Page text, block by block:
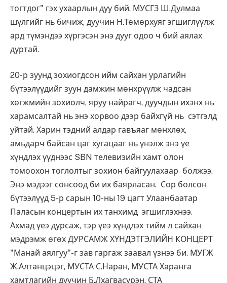
тогтдог" гэх ухаарлын дуу бий. МУСГЗ Ш.Дулмаа
шүлгийг нь бичиж, дуучин Н.Төмөрхуяг эгшиглүүлж
ард түмэндээ хүргэсэн энэ дууг одоо ч бий аялах
дуртай.
20-р зуунд зохиогдсон ийм сайхан урлагийн
бүтээлүүдийг зуун дамжин мөнхрүүлж чадсан
хөгжмийн зохиолч, яруу найрагч, дуучдын ихэнх нь
харамсалтай нь энэ хорвоо дээр байхгүй нь сэтгэлд
уйтай. Харин тэдний алдар гавъяаг мөнхлөх,
амьдарч байсан цаг хугацааг нь үнэлж энэ үе
хүндлэх үүднээс SBN телевизийн хамт олон
томоохон тоглолтыг зохион байгуулахаар болжээ.
Энэ мэдээг сонсоод би их баярласан. Сор болсон
бүтээлүүд 5-р сарын 10-ны 19 цагт Улаанбаатар
Паласын концертын их танхимд эгшиглэхнээ.
Ахмад үеэ дурсаж, тэр үеэ хүндлэх тийм л сайхан
мэдрэмж өгөх ДУРСАМЖ ХҮНДЭТГЭЛИЙН КОНЦЕРТ
"Манай аялгуу"-г зав гаргаж заавал үзнээ би. МУГЖ
Ж.Алтанцэцэг, МУСТА С.Наран, МУСТА Харанга
хамтлагийн дуучин Б.Лхагвасүрэн, СТА